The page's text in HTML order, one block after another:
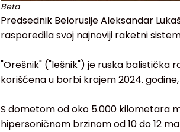
Beta
Predsednik Belorusije Aleksandar
rasporedila svoj najnoviji raketni
"Orešnik" ("lešnik") je ruska balistička
korišćena u borbi krajem 2024.
S dometom od oko 5.000 kilometara
hipersoničnom brzinom od 10 do 12